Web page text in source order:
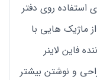
استفاده روی دفتر
ماژیک هایی با
متری ماننده فاین لاینر
و نوشتن بیشتر